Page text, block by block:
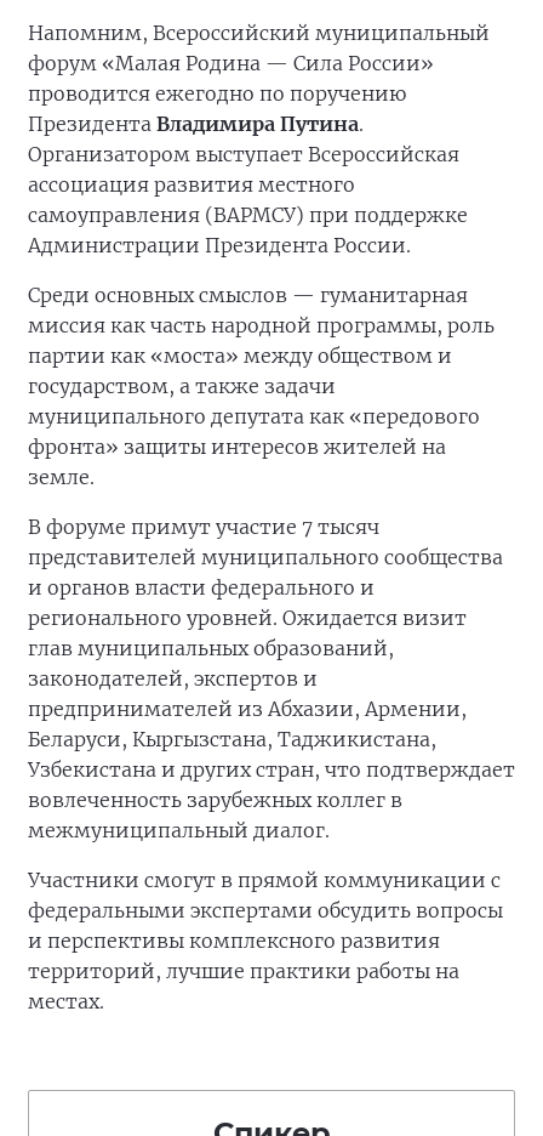
Напомним, Всероссийский муниципальный
форум «Малая Родина — Сила России»
проводится ежегодно по поручению
Президента Владимира Путина.
Организатором выступает Всероссийская
ассоциация развития местного
самоуправления (ВАРМСУ) при поддержке
Администрации Президента России.
Среди основных смыслов — гуманитарная
миссия как часть народной программы, роль
партии как «моста» между обществом и
государством, а также задачи
муниципального депутата как «передового
фронта» защиты интересов жителей на
земле.
В форуме примут участие 7 тысяч
представителей муниципального сообщества
и органов власти федерального и
регионального уровней. Ожидается визит
глав муниципальных образований,
законодателей, экспертов и
предпринимателей из Абхазии, Армении,
Беларуси, Кыргызстана, Таджикистана,
Узбекистана и других стран, что подтверждает
вовлеченность зарубежных коллег в
межмуниципальный диалог.
Участники смогут в прямой коммуникации с
федеральными экспертами обсудить вопросы
и перспективы комплексного развития
территорий, лучшие практики работы на
местах.